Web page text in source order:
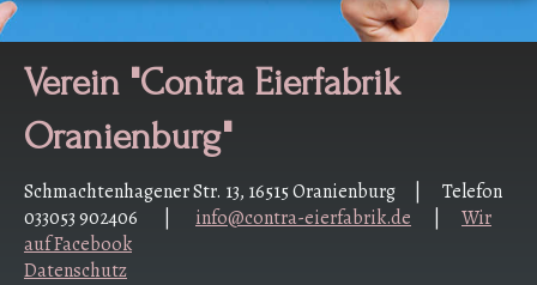
Verein "Contra Eierfabrik
Oranienburg"
Schmachtenhagener Str. 13, 16515 Oranienburg | Telefon
033053 902406 | info@contra-eierfabrik.de
Wir
auf Facebook
Datenschutz